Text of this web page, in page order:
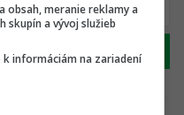
obsah, meranie reklamy a
skupín a vývoj služieb
k informáciám na zariadení